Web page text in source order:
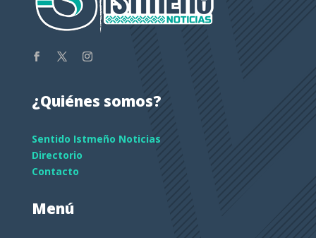
¿Quiénes somos?
Sentido Istmeño Noticias
Directorio
Contacto
Menú